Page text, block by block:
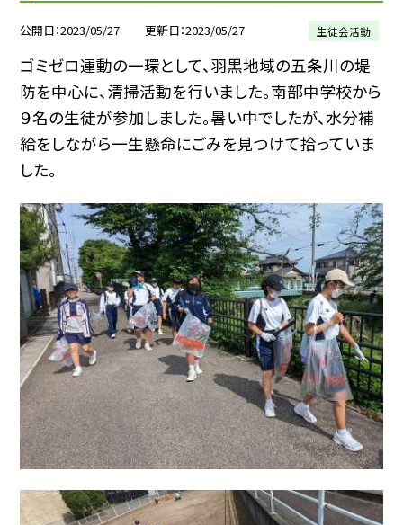
公開日 2023/05/27 更新日 2023/05/27 生徒会活動
ゴミゼロ運動の一環として、羽黒地域の五条川の堤
防を中心に、清掃活動を行いました。南部中学校から
９名の生徒が参加しました。暑い中でしたが、水分補
給をしながら一生懸命にごみを見つけて拾っていま
した。